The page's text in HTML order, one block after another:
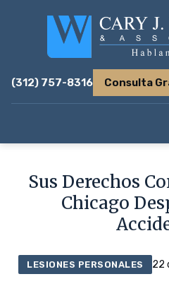
(312) 757-8316 Consulta
Sus Derechos
Chicago
LESIONES PERSONALES 22